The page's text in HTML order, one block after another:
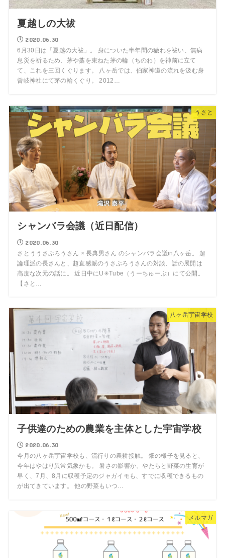
夏越しの大祓
2020.06.30
6月30日は「夏越の大祓」。 身についた半年間の穢れを祓い、無病
息災を祈るため、茅や藁を束ねた茅の輪（ちのわ）を神前に立て
て、これを三回くぐります。 八ヶ岳では、伯家神道の流れを汲む身
曾岐神社にて茅の輪くぐり。 2012…
うさと
シャンバラ会議（近日配信）
2020.06.30
さとううさぶろうさん × 長典男さん のシャンバラ会議in八ヶ岳。 超
論理派の長さんと、超直感派のうさぶろうさんの対談、話の展開は
高度な次元の話に。 近日中にU✳︎Tube（うーちゅーぶ）にて公開。
【さと…
八ヶ岳宇宙学校
子供達のための農業を主体とした宇宙学校
2020.06.30
今月の八ヶ岳宇宙学校も、流行りの農耕接触。 畑の様子を見ると、
今年はやはり異常気象かも。 暑さの影響か、やたらと野菜の生育が
早く、7月、8月に収穫予定のジャガイモも、すでに収穫できるもの
が出てきています。 他の野菜もいつ…
メルマガ